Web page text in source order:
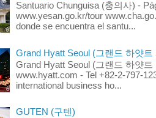
Santuario Chunguisa (충의사) -
www.yesan.go.kr/tour
donde se encuentra el santu...
Grand Hyatt Seoul (그랜드 하얏트
Grand Hyatt Seoul (그랜드 하얏트
www.hyatt.com - Tel +82-2-797-
international business ho...
GUTEN (구텐)